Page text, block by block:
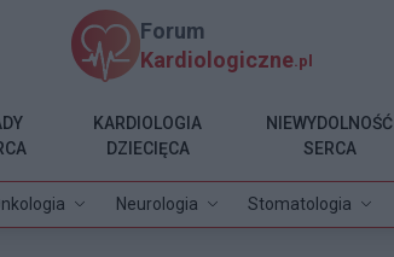
Forum
Kardiologiczne .pl
Neurologia Stomatologia
KARDIOLOGIA
DZIECIĘCA
NIEWYDOLNOŚĆ
SERCA